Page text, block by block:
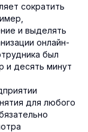
сократить
и выделять
онлайн-
был
и десять минут
для любого